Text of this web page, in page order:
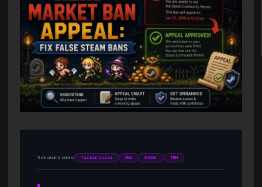
5 dk okuma süresi Taskbar pazarı Oldu Gönder TBH